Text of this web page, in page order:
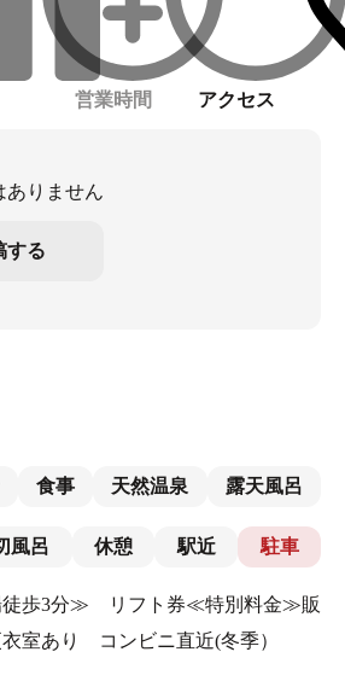
営業時間 アクセス
ありません
する
食事 天然温泉 露天風呂
風呂 休憩 駅近 駐車
徒歩3分≫ リフト券≪特別料金≫販
室あり コンビニ直近(冬季）